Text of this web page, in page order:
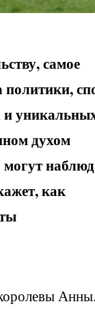
самое
и
духом
как